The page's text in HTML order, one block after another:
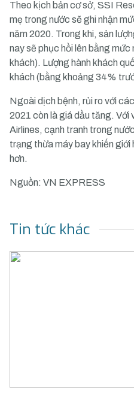
Theo kịch bản cơ sở, SSI
mẹ trong nước sẽ ghi nhận
năm 2020. Trong khi, sản
nay sẽ phục hồi lên bằng mức
khách). Lượng hành khách
khách (bằng khoảng 34%
Ngoài dịch bệnh, rủi ro với
2021 còn là giá dầu tăng. Với
Airlines, cạnh tranh trong
trạng thừa máy bay khiến giới
hơn.
Nguồn: VN EXPRESS
Tin tức khác